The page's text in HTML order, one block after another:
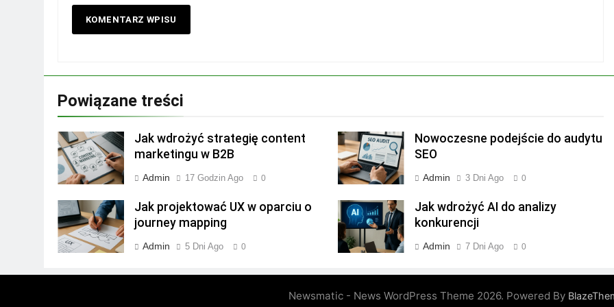
Powiązane treści
Jak wdrożyć strategię content
marketingu w B2B
Admin 17 Godzin Ago 0
Nowoczesne podejście do audytu
SEO
Admin 3 Dni Ago 0
Jak projektować UX w oparciu o
journey mapping
Admin 5 Dni Ago 0
Jak wdrożyć AI do analizy
konkurencji
Admin 7 Dni Ago 0
Newsmatic - News WordPress Theme 2026. Powered By